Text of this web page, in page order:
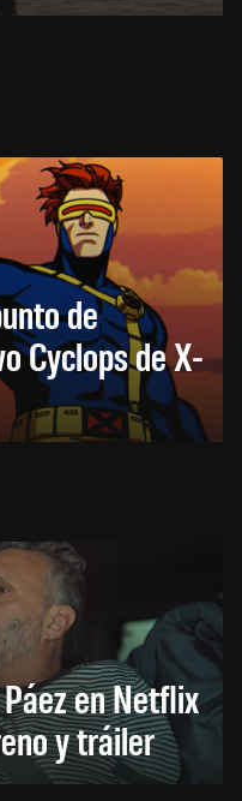
de
Cyclops de X-
en Netflix
y tráiler